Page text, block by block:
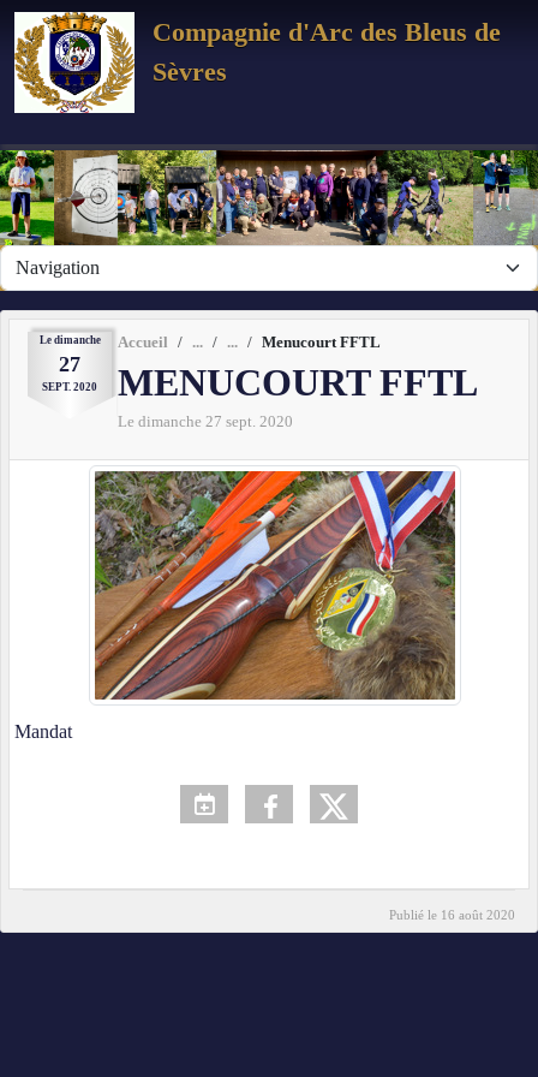
Compagnie d'Arc des Bleus de
Sèvres
Le dimanche
27
SEPT. 2020
Accueil Menucourt FFTL
MENUCOURT FFTL
Le dimanche 27 sept. 2020
Mandat
Publié le 16 août 2020
Panneau de gestion des cookies